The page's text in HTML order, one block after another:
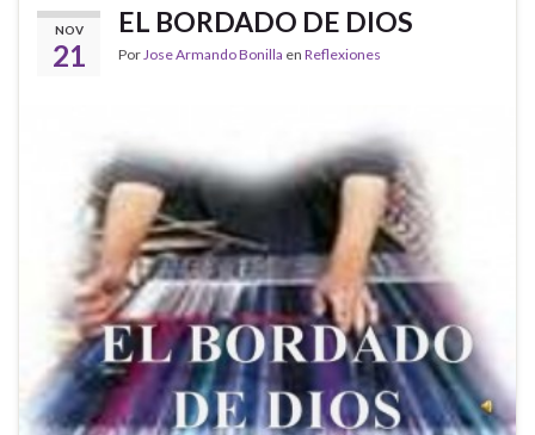
NOV
21
EL BORDADO DE DIOS
Por Jose Armando Bonilla en Reflexiones